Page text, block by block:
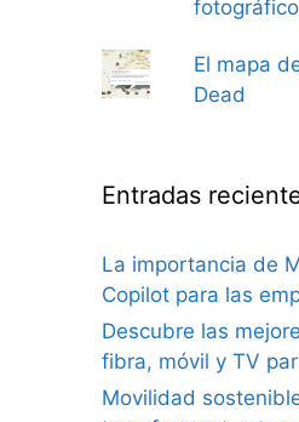
fotográfico
El mapa
Dead
Entradas
La importancia de
Copilot para las
Descubre las
fibra, móvil y TV
Movilidad